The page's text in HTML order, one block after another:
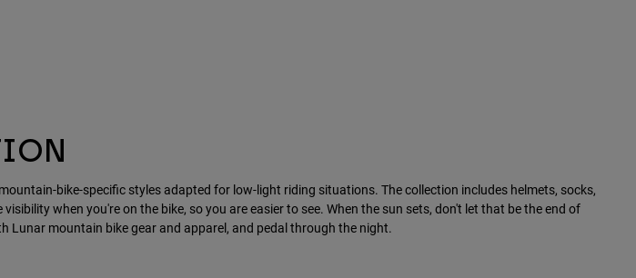
bike-specific styles adapted for low-light riding situations. The collection includes helmets, socks,
when you're on the bike, so you are easier to see. When the sun sets, don't let that be the end of
Lunar mountain bike gear and apparel, and pedal through the night.